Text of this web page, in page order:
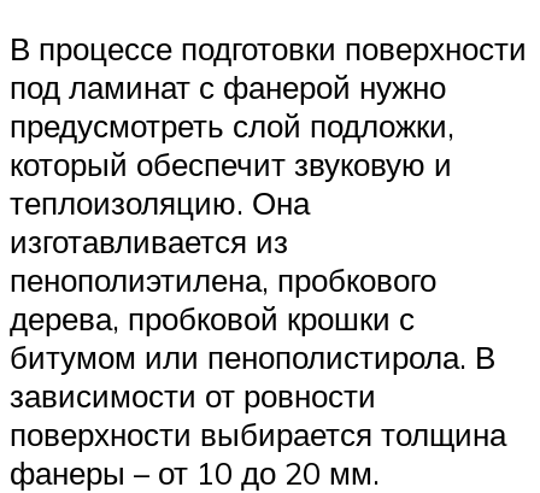
В процессе подготовки поверхности
под ламинат с фанерой нужно
предусмотреть слой подложки,
который обеспечит звуковую и
теплоизоляцию. Она
изготавливается из
пенополиэтилена, пробкового
дерева, пробковой крошки с
битумом или пенополистирола. В
зависимости от ровности
поверхности выбирается толщина
фанеры – от 10 до 20 мм.